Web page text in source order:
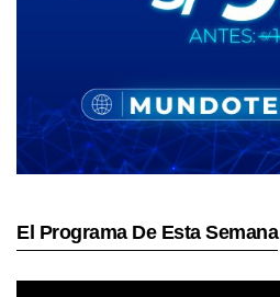
El Programa De Esta Semana